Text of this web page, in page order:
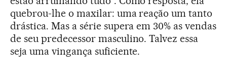
quebrou-lhe o maxilar: uma reação um tanto
drástica. Mas a série supera em 30% as vendas
de seu predecessor masculino. Talvez essa
seja uma vingança suficiente.